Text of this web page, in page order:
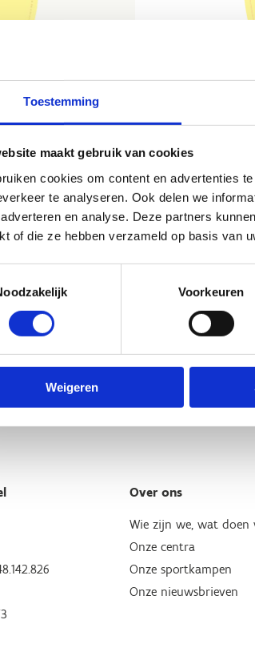
Toestemming
maakt gebruik van cookies
cookies om content en advertenties
te analyseren. Ook delen we
en analyse. Deze partners
of die ze hebben verzameld op basis van
Voorkeuren
Weigeren
Bekijk
Over ons
Wie zijn we, wat doen
Onze centra
Onze sportkampen
Onze nieuwsbrieven